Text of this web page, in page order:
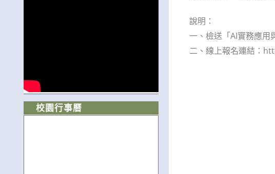
說明：
一、檢送「AI實務應用
二、線上報名連結：
校園行事曆